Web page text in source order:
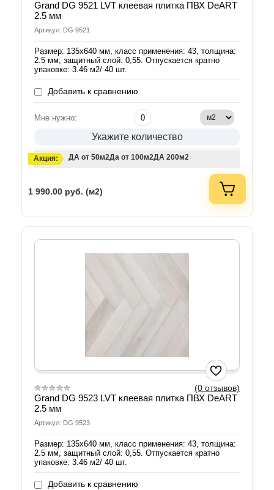
Grand DG 9521 LVT клеевая плитка ПВХ DeART
2.5 мм
Артикул: DG 9521
Размер: 135х640 мм, класс применения: 43, толщина:
2.5 мм, защитный слой: 0,55. Отпускается кратно
упаковке: 3.46 м2/ 40 шт.
Добавить к сравнению
Мне нужно:
Укажите количество
Акция: ДА от 50м2Да от 100м2ДА 200м2
1 990.00 руб. (м2)
(0 отзывов)
Grand DG 9523 LVT клеевая плитка ПВХ DeART
2.5 мм
Артикул: DG 9523
Размер: 135х640 мм, класс применения: 43, толщина:
2.5 мм, защитный слой: 0,55. Отпускается кратно
упаковке: 3.46 м2/ 40 шт.
Добавить к сравнению